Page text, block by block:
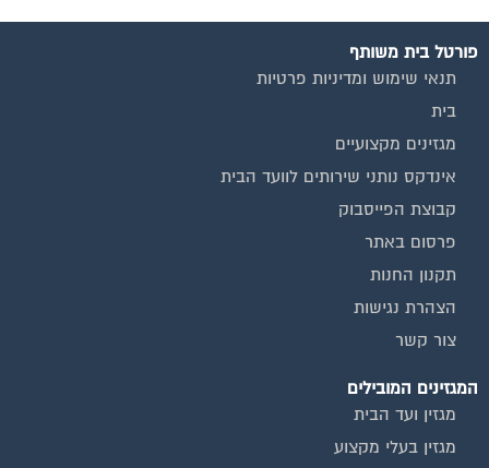
פורטל בית משותף
תנאי שימוש ומדיניות פרטיות
בית
מגזינים מקצועיים
אינדקס נותני שירותים לוועד הבית
קבוצת הפייסבוק
פרסום באתר
תקנון החנות
הצהרת נגישות
צור קשר
המגזינים המובילים
מגזין ועד הבית
מגזין בעלי מקצוע